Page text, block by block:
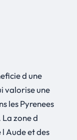
d une
valorise une
les Pyrenees
zone d
Aude et des